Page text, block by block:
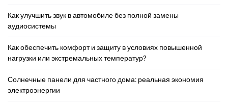
Как улучшить звук в автомобиле без полной замены
аудиосистемы
Как обеспечить комфорт и защиту в условиях повышенной
нагрузки или экстремальных температур?
Солнечные панели для частного дома: реальная экономия
электроэнергии